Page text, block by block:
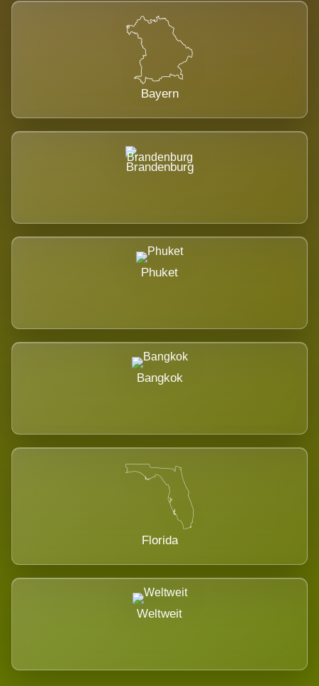
Bayern
Brandenburg
Phuket
Bangkok
Florida
Weltweit